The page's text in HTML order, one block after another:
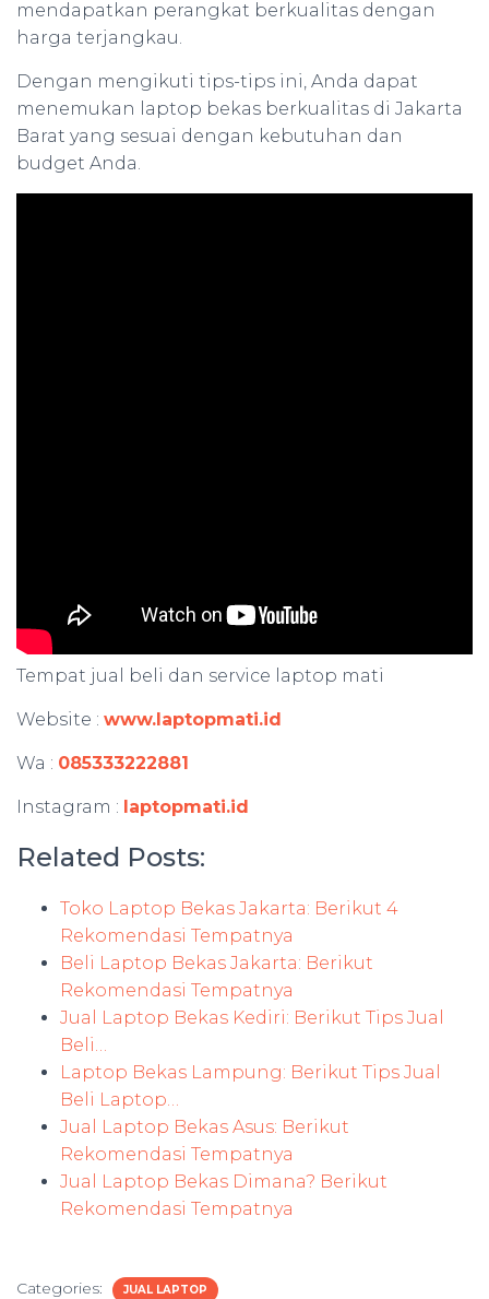
mendapatkan perangkat berkualitas dengan
harga terjangkau.
Dengan mengikuti tips-tips ini, Anda dapat
menemukan laptop bekas berkualitas di Jakarta
Barat yang sesuai dengan kebutuhan dan
budget Anda.
Tempat jual beli dan service laptop mati
Website : www.laptopmati.id
Wa : 085333222881
Instagram : laptopmati.id
Related Posts:
Toko Laptop Bekas Jakarta: Berikut 4
Rekomendasi Tempatnya
Beli Laptop Bekas Jakarta: Berikut
Rekomendasi Tempatnya
Jual Laptop Bekas Kediri: Berikut Tips Jual
Beli…
Laptop Bekas Lampung: Berikut Tips Jual
Beli Laptop…
Jual Laptop Bekas Asus: Berikut
Rekomendasi Tempatnya
Jual Laptop Bekas Dimana? Berikut
Rekomendasi Tempatnya
Categories: JUAL LAPTOP